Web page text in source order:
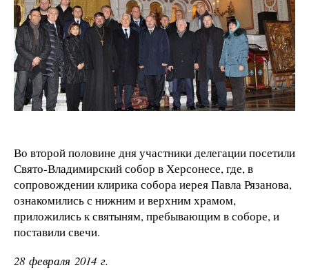
Во второй половине дня участники делегации посетили
Свято-Владимирский собор в Херсонесе, где, в
сопровождении клирика собора иерея Павла Рязанова,
ознакомились с нижним и верхним храмом,
приложились к святыням, пребывающим в соборе, и
поставили свечи.
28 февраля 2014 г.